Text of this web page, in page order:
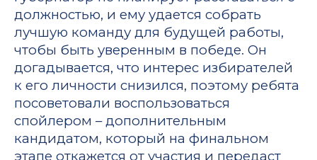
должностью, и ему удается собрать
лучшую команду для будущей работы,
чтобы быть уверенным в победе. Он
догадывается, что интерес избирателей
к его личности снизился, поэтому ребята
посоветовали воспользоваться
спойлером – дополнительным
кандидатом, который на финальном
этапе откажется от участия и передаст